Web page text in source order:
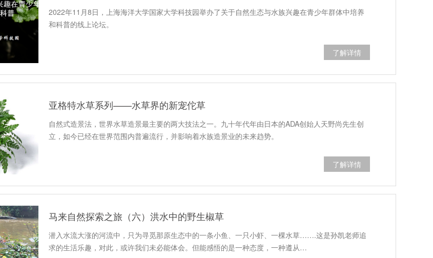
2022年11月8日，上海海洋大学国家大学科技园举办了关于自然生态与水族兴趣在青少年群体中培养
和科普的线上论坛。
了解详情
亚格特水草系列——水草界的新宠佗草
自然式造景法，世界水草造景最主要的两大技法之一。九十年代年由日本的ADA创始人天野尚先生创
立，如今已经在世界范围内普遍流行，并影响着水族造景业的未来趋势。
了解详情
马来自然探索之旅（六）洪水中的野生椒草
潜入水流大涨的河流中，只为寻觅那原生态中的一条小鱼、一只小虾、一棵水草…….这是孙凯老师追
求的生活乐趣，对此，或许我们未必能体会。但能感悟的是一种态度，一种遵从…